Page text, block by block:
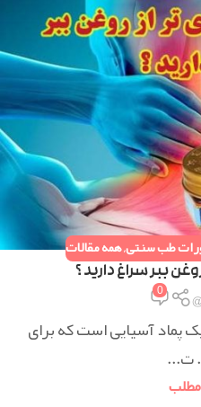
طب سنتی,همه مقالات
ببر سراغ دارید ؟
0
پماد آسیایی است که برای
ت...